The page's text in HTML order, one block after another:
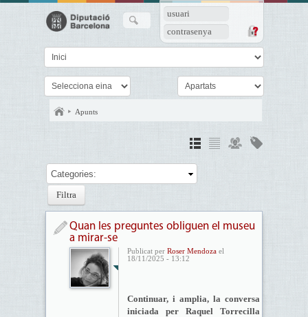
usuari
contrasenya
Apunts
Categories:
Quan les preguntes obliguen el museu
a mirar-se
Publicat per Roser Mendozael
18/11/2025 - 13:12
Continuar, i amplia, la conversa
iniciada per Raquel Torrecilla